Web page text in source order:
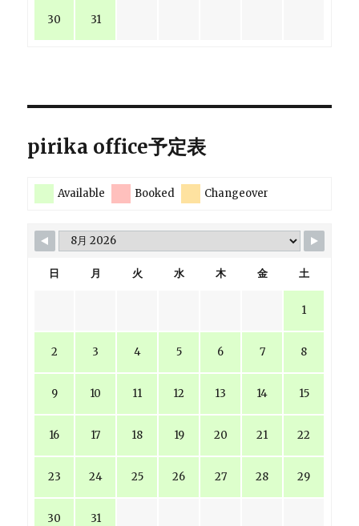
30 31
pirika office予定表
Available Booked Changeover
日 月 火 水 木 金 土
1
2 3 4 5 6 7 8
9 10 11 12 13 14 15
16 17 18 19 20 21 22
23 24 25 26 27 28 29
30 31